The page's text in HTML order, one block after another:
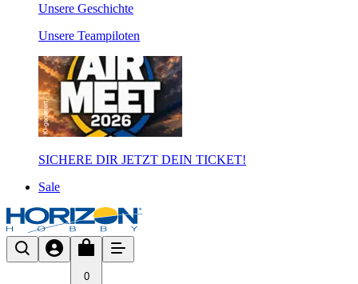
Unsere Geschichte
Unsere Teampiloten
SICHERE DIR JETZT DEIN TICKET!
Sale
0